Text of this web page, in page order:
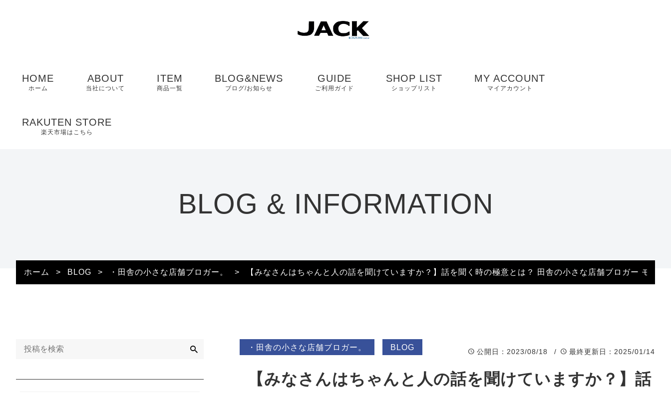
HOME
ホーム
ABOUT
当社について
ITEM
商品一覧
BLOG&NEWS
ブログ/お知らせ
GUIDE
ご利用ガイド
プライバシーポリシ
SHOP LIST
ショップリスト
滋賀県店舗
静岡県店舗
福井県店舗
MY ACCOUNT
マイアカウント
RAKUTEN STORE
楽天市場はこちら
BLOG & INFORMATION
ホーム > BLOG > ・田舎の小さな店舗ブロガー。 > 【みなさんはちゃんと人の話を聞けていますか？】話を聞く時の極意とは？ 田舎の小さな店舗ブロガー モリヒ
・田舎の小さな店舗ブロガー。 BLOG
公開日 ：2023/08/18 / 最終更新日 ：2025/01/14
【みなさんはちゃんと人の話を聞けていますか？】話